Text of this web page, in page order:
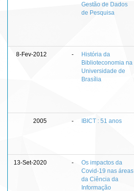
Gestão de Dados
de Pesquisa
8-Fev-2012 -
História da
Biblioteconomia na
Universidade de
Brasília
2005 - IBICT : 51 anos
13-Set-2020 -
Os impactos da
Covid-19 nas áreas
da Ciência da
Informação